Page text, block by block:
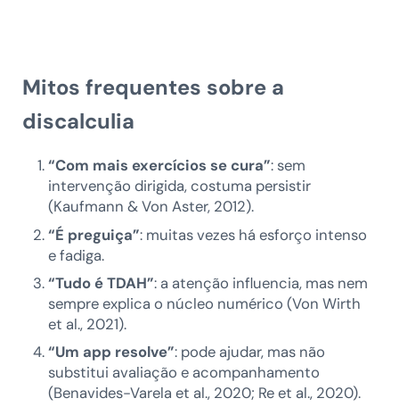
Mitos frequentes sobre a
discalculia
“Com mais exercícios se cura”: sem
intervenção dirigida, costuma persistir
(Kaufmann & Von Aster, 2012).
“É preguiça”: muitas vezes há esforço intenso
e fadiga.
“Tudo é TDAH”: a atenção influencia, mas nem
sempre explica o núcleo numérico (Von Wirth
et al., 2021).
“Um app resolve”: pode ajudar, mas não
substitui avaliação e acompanhamento
(Benavides-Varela et al., 2020; Re et al., 2020).